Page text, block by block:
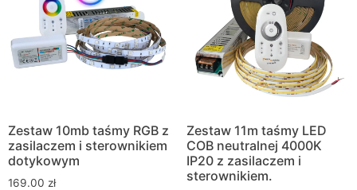
Zestaw 10mb taśmy RGB z
zasilaczem i sterownikiem
dotykowym
169.00 zł
Zestaw 11m taśmy LED
COB neutralnej 4000K
IP20 z zasilaczem i
sterownikiem.